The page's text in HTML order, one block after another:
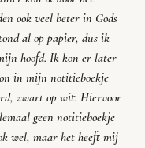
ook veel beter in Gods
al op papier, dus ik
hoofd. Ik kon er later
in mijn notitieboekje
zwart op wit. Hiervoor
geen notitieboekje
wel, maar het heeft mij